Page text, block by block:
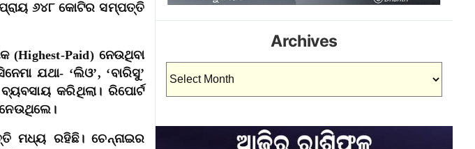
୬୪୮ କୋଟିର ସମ୍ପତ୍ତି
Paid) ନେଉଥିବା
ଯଥା- ‘ଲିଓ’, ‘ବାରିସୁ’
କରିଥିଲା। ରିପୋର୍ଟ
ମଧ୍ୟ ରହିଛି। ଚେନ୍ନାଇର
Archives
Archives